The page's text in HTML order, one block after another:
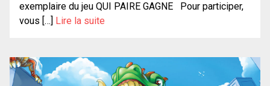
exemplaire du jeu QUI PAIRE GAGNE Pour participer,
vous […] Lire la suite